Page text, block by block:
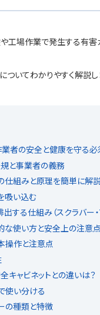
や工場作業で発生する有
ついてわかりやすく解説し
業者の安全と健康を守る
と事業者の義務
仕組みと原理を簡単に解説
吸い込む
する仕組み（スクラバー・
な使い方と安全上の注意点
操作と注意点
キャビネットとの違いは？
使い分ける
の種類と特徴